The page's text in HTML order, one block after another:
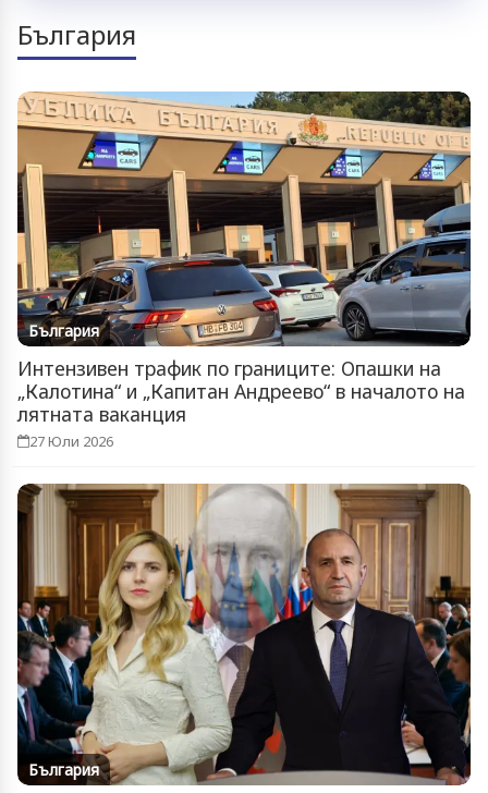
България
България
Интензивен трафик по границите: Опашки на
„Калотина“ и „Капитан Андреево“ в началото на
лятната ваканция
27 Юли 2026
България